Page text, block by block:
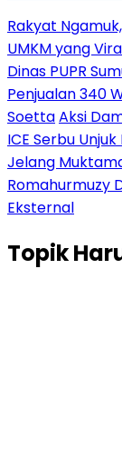
Rakyat
UMKM yang
Dinas PUPR
Penjualan 340
SoettaAksi
ICE Serbu
Jelang
Romahurmuzy
Eksternal
Topik